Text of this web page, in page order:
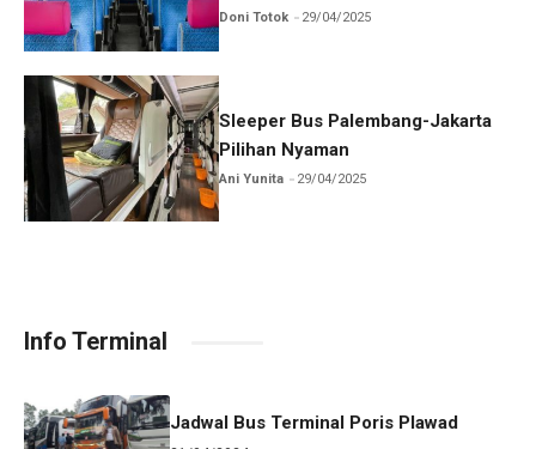
Doni Totok 29/04/2025
Sleeper Bus Palembang-Jakarta
Pilihan Nyaman
Ani Yunita 29/04/2025
Info Terminal
Jadwal Bus Terminal Poris Plawad